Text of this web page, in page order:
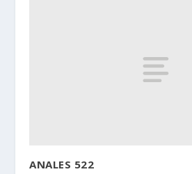
ANALES 522